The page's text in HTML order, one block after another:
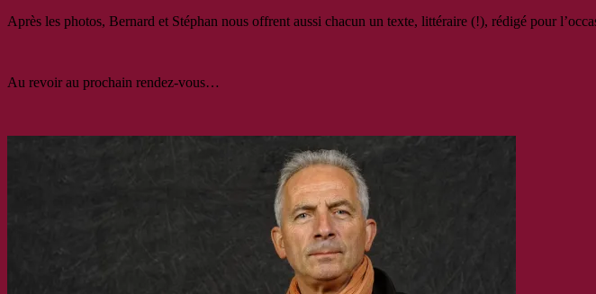
Après les photos, Bernard et Stéphan nous offrent aussi chacun un texte, littéraire (!), rédigé pour
Au revoir au prochain rendez-vous…